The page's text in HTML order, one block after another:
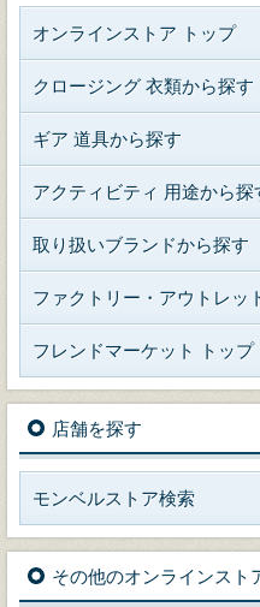
オンラインストア トップ
クロージング 衣類から探す
ギア 道具から探す
アクティビティ 用途から探
取り扱いブランドから探す
ファクトリー・アウトレッ
フレンドマーケット トップ
店舗を探す
モンベルストア検索
その他のオンラインスト